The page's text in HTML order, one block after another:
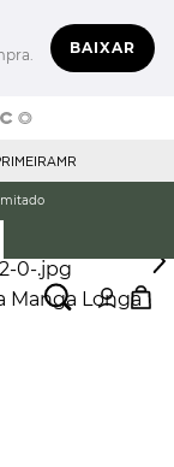
BAIXAR
Manga Longa